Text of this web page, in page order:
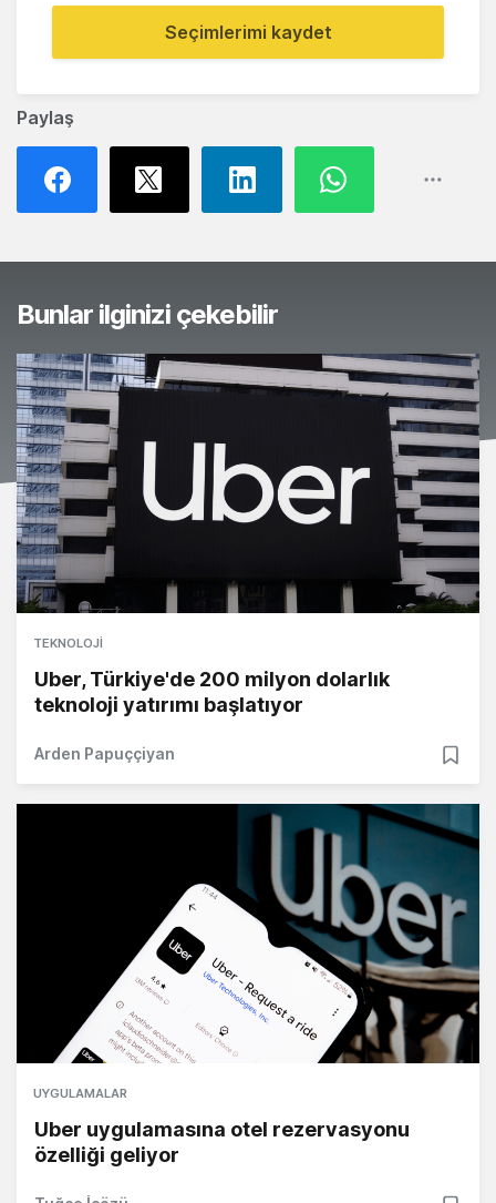
Paylaş
Seçimlerimi kaydet
Bunlar ilginizi çekebilir
TEKNOLOJI
Uber, Türkiye'de 200 milyon dolarlık
teknoloji yatırımı başlatıyor
Arden Papuççiyan
UYGULAMALAR
Uber uygulamasına otel rezervasyonu
özelliği geliyor